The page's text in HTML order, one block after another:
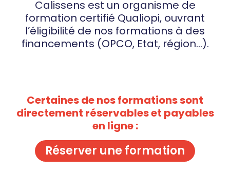
Calissens est un organisme de
formation certifié Qualiopi, ouvrant
l’éligibilité de nos formations à des
financements (OPCO, Etat, région…).
Certaines de nos formations sont
directement réservables et payables
en ligne :
Réserver une formation